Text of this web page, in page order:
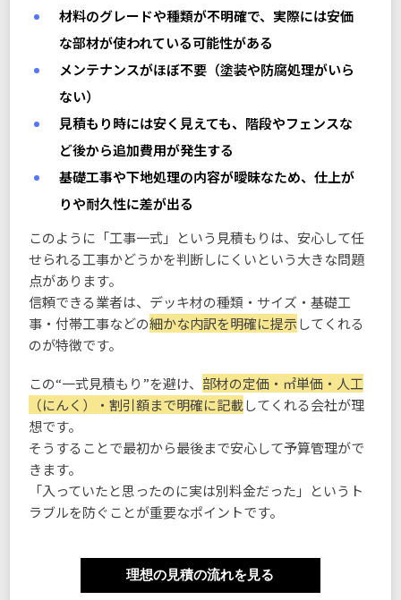
材料のグレードや種類が不明確で、実際には安価
な部材が使われている可能性がある
メンテナンスがほぼ不要（塗装や防腐処理がいら
ない）
見積もり時には安く見えても、階段やフェンスな
ど後から追加費用が発生する
基礎工事や下地処理の内容が曖昧なため、仕上が
りや耐久性に差が出る
このように「工事一式」という見積もりは、安心して任
せられる工事かどうかを判断しにくいという大きな問題
点があります。
信頼できる業者は、デッキ材の種類・サイズ・基礎工
事・付帯工事などの細かな内訳を明確に提示してくれる
のが特徴です。
この“一式見積もり”を避け、 部材の定価・㎡単価・人工
（にんく）・割引額まで明確に記載してくれる会社が理
想です。
そうすることで最初から最後まで安心して予算管理がで
きます。
「入っていたと思ったのに実は別料金だった」というト
ラブルを防ぐことが重要なポイントです。
理想の見積の流れを見る